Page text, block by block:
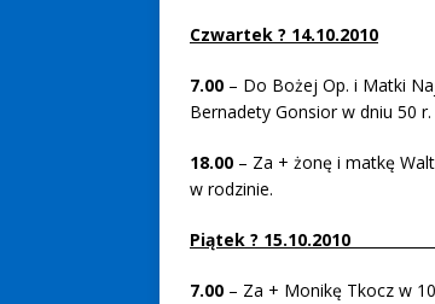
Czwartek ? 14.10.2010
7.00 – Do Bożej Op. i Matki
Bernadety Gonsior w dniu 50
18.00 – Za + żonę i matkę
w rodzinie.
Piątek ?
7.00 – Za + Monikę Tkocz w